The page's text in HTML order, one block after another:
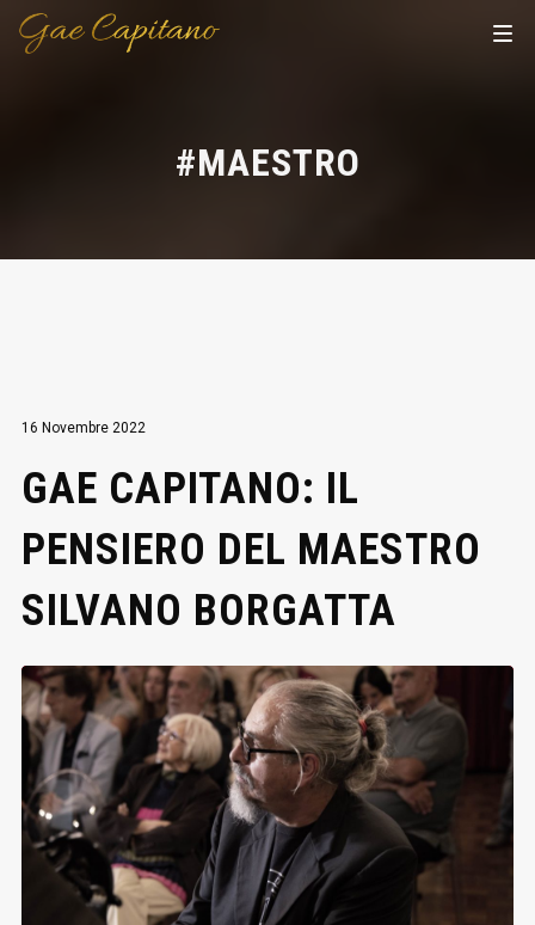
#MAESTRO
16 Novembre 2022
GAE CAPITANO: IL
PENSIERO DEL MAESTRO
SILVANO BORGATTA